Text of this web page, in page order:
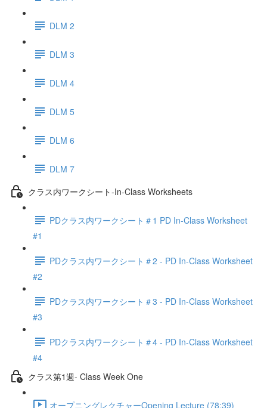
DLM 2
DLM 3
DLM 4
DLM 5
DLM 6
DLM 7
クラス内ワークシート-In-Class Worksheets
PDクラス内ワークシート＃1 PD In-Class Worksheet
#1
PDクラス内ワークシート＃2 - PD In-Class Worksheet
#2
PDクラス内ワークシート＃3 - PD In-Class Worksheet
#3
PDクラス内ワークシート＃4 - PD In-Class Worksheet
#4
クラス第1週- Class Week One
オープニングレクチャーOpening Lecture (78:39)